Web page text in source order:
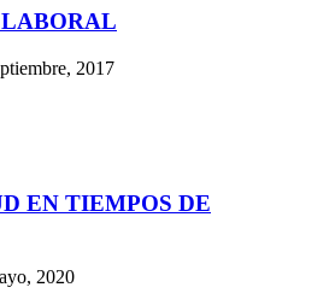
2017
EN TIEMPOS DE
2020